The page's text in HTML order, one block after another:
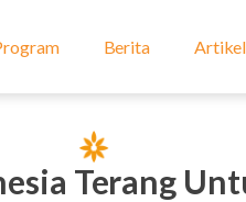
Berita Artikel
Terang